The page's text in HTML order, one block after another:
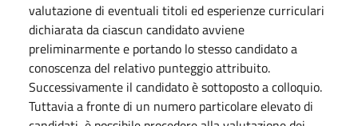
valutazione di eventuali titoli ed esperienze curriculari
dichiarata da ciascun candidato avviene
preliminarmente e portando lo stesso candidato a
conoscenza del relativo punteggio attribuito.
Successivamente il candidato è sottoposto a colloquio.
Tuttavia a fronte di un numero particolare elevato di